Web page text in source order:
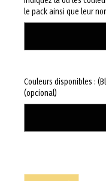
le pack ainsi que leur
Couleurs disponibles :
(opcional)